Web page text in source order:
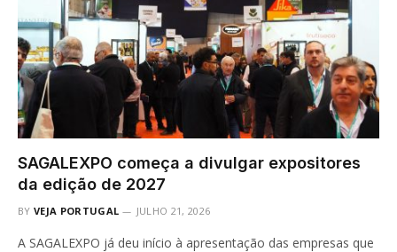
SAGALEXPO começa a divulgar expositores
da edição de 2027
BY VEJA PORTUGAL JULHO 21, 2026
A SAGALEXPO já deu início à apresentação das empresas que